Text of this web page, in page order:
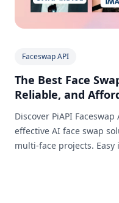
Faceswap API
The Best Face
Reliable, and
Discover PiAPI
effective AI face swap
multi-face projects.